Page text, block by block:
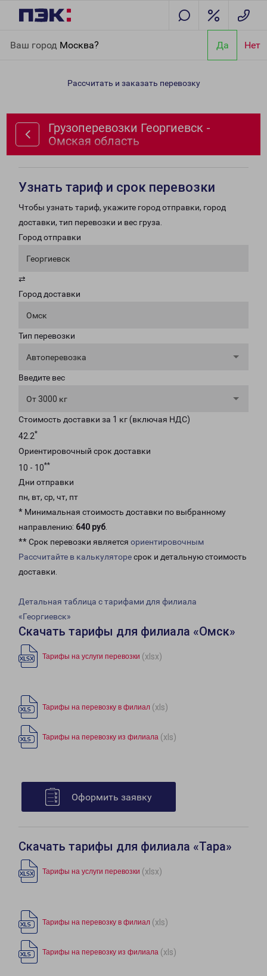
Ваш город Москва? Да Нет
область
Рассчитать и заказать перевозку
Грузоперевозки Георгиевск -
Омская область
Узнать тариф и срок перевозки
Чтобы узнать тариф, укажите город отправки, город
доставки, тип перевозки и вес груза.
Город отправки
Георгиевск
⇄
Город доставки
Омск
Тип перевозки
Автоперевозка
Введите вес
От 3000 кг
Стоимость доставки за 1 кг (включая НДС)
42.2*
Ориентировочный срок доставки
10 - 10**
Дни отправки
пн, вт, ср, чт, пт
* Минимальная стоимость доставки по выбранному
направлению: 640 руб.
** Срок перевозки является ориентировочным
Рассчитайте в калькуляторесрок и детальную стоимость
доставки.
Детальная таблица с тарифами для филиала
«Георгиевск»
Скачать тарифы для филиала «Омск»
Тарифы на услуги перевозки (xlsx)
Тарифы на перевозку в филиал (xls)
Тарифы на перевозку из филиала (xls)
Оформить заявку
Скачать тарифы для филиала «Тара»
Тарифы на услуги перевозки (xlsx)
Тарифы на перевозку в филиал (xls)
Тарифы на перевозку из филиала (xls)